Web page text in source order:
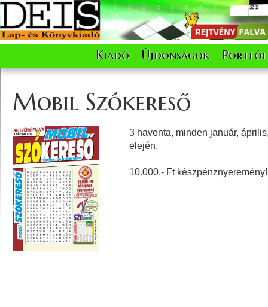
Kiadó Újdonságok
Mobil Szókereső
3 havonta, minden január,
elején.
10.000.- Ft készpénznyeremény!